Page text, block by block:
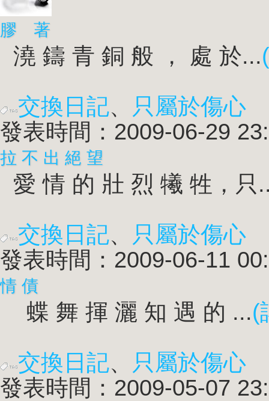
膠 著
澆 鑄 青 銅 般 ， 處 於...
交換日記、
只屬於傷心
發表時間：2009-06-29
拉 不 出 絕 望
愛 情 的 壯 烈 犧 牲，只
交換日記、
只屬於傷心
發表時間：2009-06-11
情 債
蝶 舞 揮 灑 知 遇 的 ...(
交換日記、
只屬於傷心
發表時間：2009-05-07